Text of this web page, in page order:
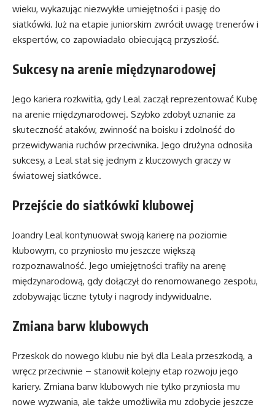
wieku, wykazując niezwykłe umiejętności i pasję do
siatkówki. Już na etapie juniorskim zwrócił uwagę trenerów i
ekspertów, co zapowiadało obiecującą przyszłość.
Sukcesy na arenie międzynarodowej
Jego kariera rozkwitła, gdy Leal zaczął reprezentować Kubę
na arenie międzynarodowej. Szybko zdobył uznanie za
skuteczność ataków, zwinność na boisku i zdolność do
przewidywania ruchów przeciwnika. Jego drużyna odnosiła
sukcesy, a Leal stał się jednym z kluczowych graczy w
światowej siatkówce.
Przejście do siatkówki klubowej
Joandry Leal kontynuował swoją karierę na poziomie
klubowym, co przyniosło mu jeszcze większą
rozpoznawalność. Jego umiejętności trafiły na arenę
międzynarodową, gdy dołączył do renomowanego zespołu,
zdobywając liczne tytuły i nagrody indywidualne.
Zmiana barw klubowych
Przeskok do nowego klubu nie był dla Leala przeszkodą, a
wręcz przeciwnie – stanowił kolejny etap rozwoju jego
kariery. Zmiana barw klubowych nie tylko przyniosła mu
nowe wyzwania, ale także umożliwiła mu zdobycie jeszcze